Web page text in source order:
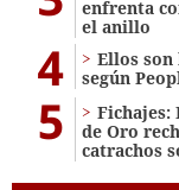
enfrenta
el anillo
4
Ellos son
según
5
Fichajes:
de Oro
catrachos